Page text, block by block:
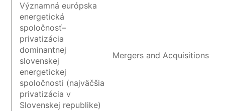
Významná európska
energetická
spoločnosť–
privatizácia
dominantnej
slovenskej
energetickej
spoločnosti (najväčšia
privatizácia v
Slovenskej republike)
Mergers and Acquisitions